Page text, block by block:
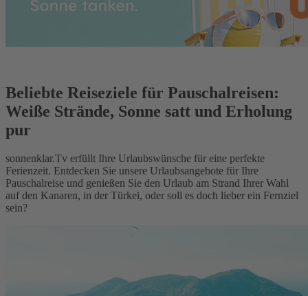
Beliebte Reiseziele für Pauschalreisen:
Weiße Strände, Sonne satt und Erholung
pur
sonnenklar.Tv erfüllt Ihre Urlaubswünsche für eine perfekte
Ferienzeit. Entdecken Sie unsere Urlaubsangebote für Ihre
Pauschalreise und genießen Sie den Urlaub am Strand Ihrer Wahl
auf den Kanaren, in der Türkei, oder soll es doch lieber ein Fernziel
sein?